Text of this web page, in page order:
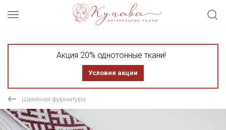
Акция 20% однотонные ткани!
Условия акции
Швейная фурнитура